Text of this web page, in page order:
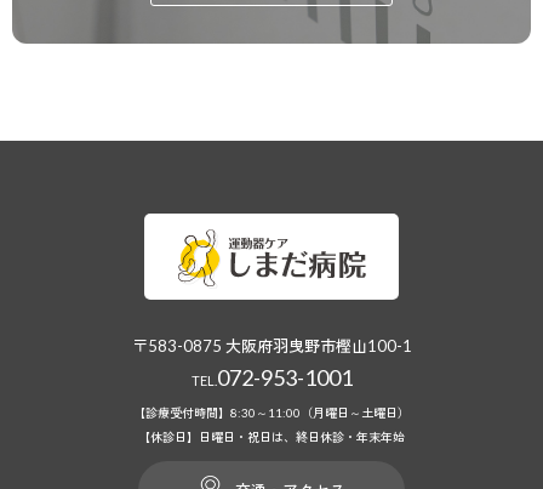
〒583-0875 大阪府羽曳野市樫山100-1
TEL. 072-953-1001
【診療受付時間】8:30～11:00（月曜日～土曜日）
【休診日】日曜日・祝日は、終日休診・年末年始